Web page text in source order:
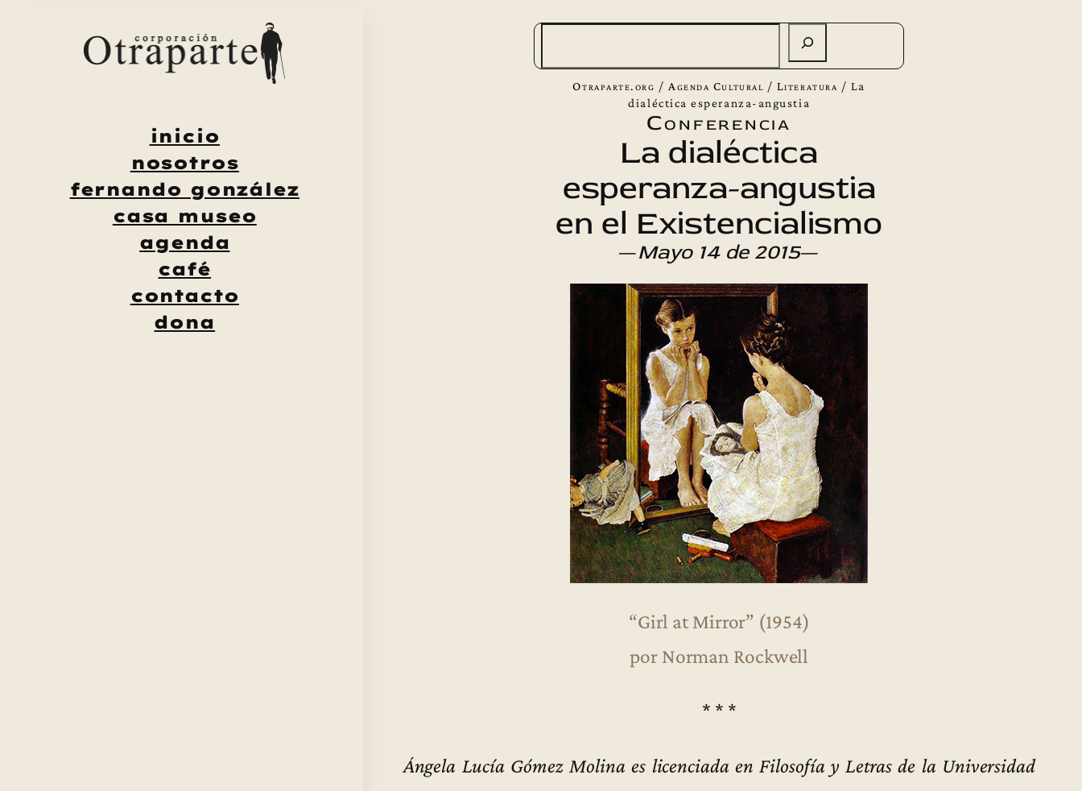
inicio
nosotros
fernando gonzález
casa museo
agenda
café
contacto
dona
Otraparte.org / Agenda Cultural / Literatura / La
dialéctica esperanza-angustia
Conferencia
La dialéctica
esperanza-angustia
en el Existencialismo
—Mayo 14 de 2015—
“Girl at Mirror” (1954)
por Norman Rockwell
* * *
Ángela Lucía Gómez Molina es licenciada en Filosofía y Letras de la Universidad